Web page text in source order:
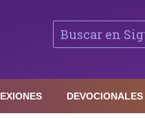
DEVOCIONALES